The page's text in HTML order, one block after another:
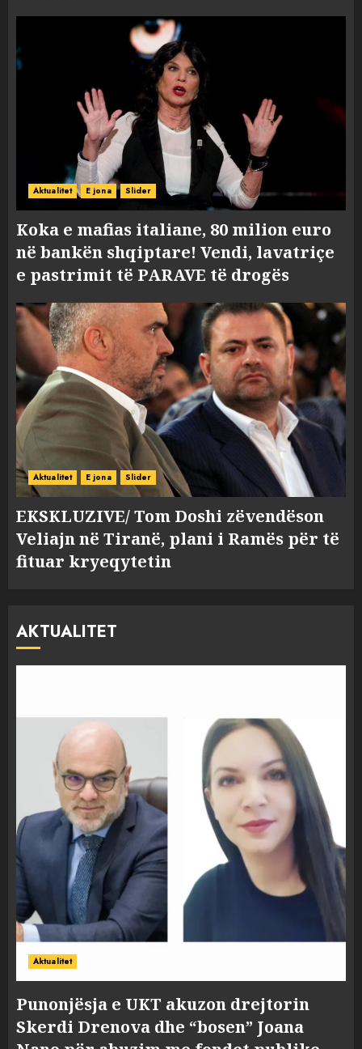
Aktualitet E jona Slider
Koka e mafias italiane, 80 milion euro
në bankën shqiptare! Vendi, lavatriçe
e pastrimit të PARAVE të drogës
Aktualitet E jona Slider
EKSKLUZIVE/ Tom Doshi zëvendëson
Veliajn në Tiranë, plani i Ramës për të
fituar kryeqytetin
AKTUALITET
Aktualitet
Punonjësja e UKT akuzon drejtorin
Skerdi Drenova dhe “bosen” Joana